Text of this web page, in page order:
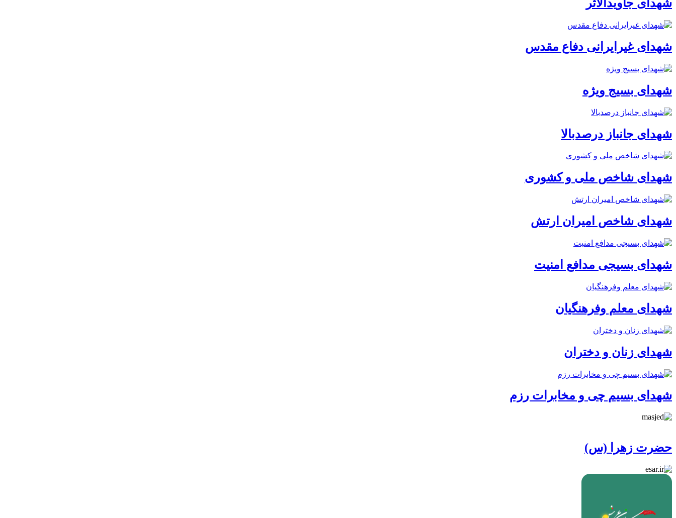
شهدای جاویدالاثر
شهدای غیرایرانی دفاع مقدس
شهدای بسیج ویژه
شهدای جانباز درصدبالا
شهدای شاخص ملی و کشوری
شهدای شاخص امیران ارتش
شهدای بسیجی مدافع امنیت
شهدای معلم وفرهنگیان
شهدای زنان و دختران
شهدای بسیم چی و مخابرات رزم
حضرت زهرا (س)